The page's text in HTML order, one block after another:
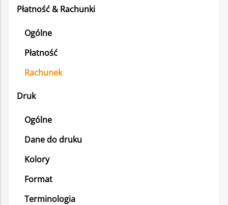
Płatność & Rachunki
Ogólne
Płatność
Rachunek
Druk
Ogólne
Dane do druku
Kolory
Format
Terminologia